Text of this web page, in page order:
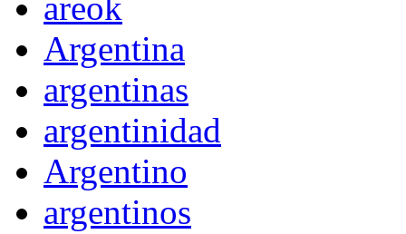
areok
Argentina
argentinas
argentinidad
Argentino
argentinos